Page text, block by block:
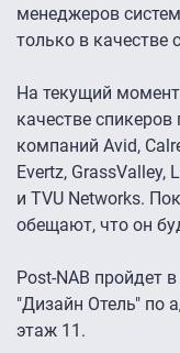
менеджеров
только в качестве
На текущий
качестве
компаний Avid,
Evertz, GrassValley,
и TVU Networks.
обещают, что он
Post-NAB пройдет
"Дизайн Отель" по
этаж 11.